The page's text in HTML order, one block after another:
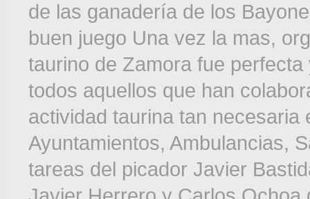
de las ganadería de los
buen juego Una vez la mas,
taurino de Zamora fue
todos aquellos que han
actividad taurina tan necesaria
Ayuntamientos, Ambulancias,
tareas del picador Javier